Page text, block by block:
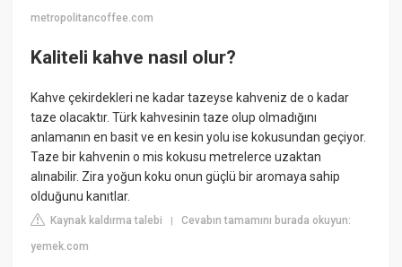
metropolitancoffee.com
Kaliteli kahve nasıl olur?
Kahve çekirdekleri ne kadar tazeyse kahveniz de o kadar
taze olacaktır. Türk kahvesinin taze olup olmadığını
anlamanın en basit ve en kesin yolu ise kokusundan geçiyor.
Taze bir kahvenin o mis kokusu metrelerce uzaktan
alınabilir. Zira yoğun koku onun güçlü bir aromaya sahip
olduğunu kanıtlar.
Kaynak kaldırma talebi |Cevabın tamamını burada okuyun:
yemek.com